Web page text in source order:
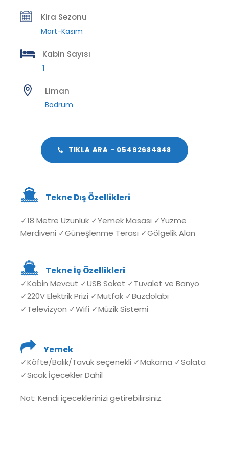
Kira Sezonu
Mart-Kasım
Kabin Sayısı
1
Liman
Bodrum
TIKLA ARA - 05492684848
Tekne Dış Özellikleri
✓18 Metre Uzunluk ✓Yemek Masası ✓Yüzme
Merdiveni ✓Güneşlenme Terası ✓Gölgelik Alan
Tekne İç Özellikleri
✓Kabin Mevcut ✓USB Soket ✓Tuvalet ve Banyo
✓220V Elektrik Prizi ✓Mutfak ✓Buzdolabı
✓Televizyon ✓Wifi ✓Müzik Sistemi
Yemek
✓Köfte/Balık/Tavuk seçenekli ✓Makarna ✓Salata
✓Sıcak İçecekler Dahil
Not: Kendi içeceklerinizi getirebilirsiniz.